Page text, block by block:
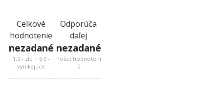
Celkové
hodnotenie
nezadané
1.0 - zlé | 6.0 -
vynikajúce
Odporúča
daľej
nezadané
Počet hodnotení
0